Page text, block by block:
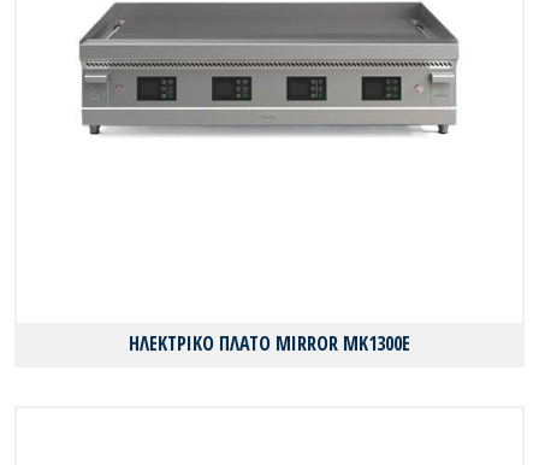
ΗΛΕΚΤΡΙΚΟ ΠΛΑΤΟ MIRROR MK1300E